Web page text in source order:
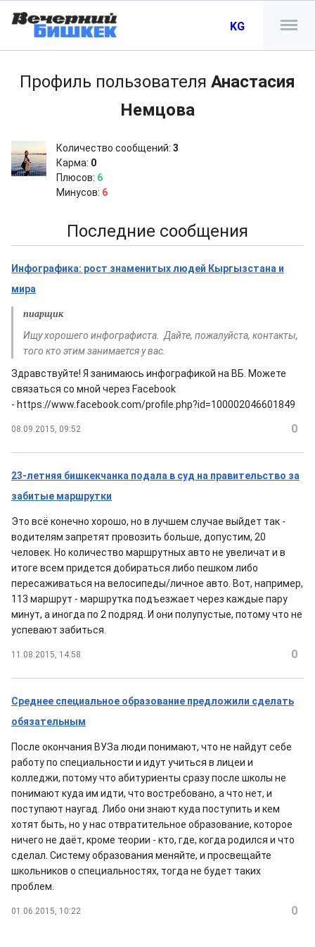
KG
Профиль пользователя Анастасия
Немцова
Количество сообщений: 3
Карма: 0
Плюсов: 6
Минусов: 6
Последние сообщения
Инфографика: рост знаменитых людей Кыргызстана и
мира
пиарщик
Ищу хорошего инфографиста. Дайте, пожалуйста, контакты,
того кто этим занимается у вас.
Здравствуйте! Я занимаюсь инфографикой на ВБ. Можете
связаться со мной через Facebook
- https://www.facebook.com/profile.php?id=100002046601849
08.09.2015, 09:52 0
23-летняя бишкекчанка подала в суд на правительство за
забитые маршрутки
Это всё конечно хорошо, но в лучшем случае выйдет так -
водителям запретят провозить больше, допустим, 20
человек. Но количество маршрутных авто не увеличат и в
итоге всем придется добираться либо пешком либо
пересаживаться на велосипеды/личное авто. Вот, например,
113 маршрут - маршрутка подъезжает через каждые пару
минут, а иногда по 2 подряд. И они полупустые, потому что не
успевают забиться.
11.08.2015, 14:58 0
Среднее специальное образование предложили сделать
обязательным
После окончания ВУЗа люди понимают, что не найдут себе
работу по специальности и идут учиться в лицеи и
колледжи, потому что абитуриенты сразу после школы не
понимают куда им идти, что востребовано, а что нет, и
поступают наугад. Либо они знают куда поступить и кем
хотят быть, но у нас отвратительное образование, которое
ничего не даёт, кроме теории - кто, где, когда родился и что
сделал. Систему образования меняйте, и просвещайте
школьников о специальностях, тогда не будет таких
проблем.
01.06.2015, 10:22 0